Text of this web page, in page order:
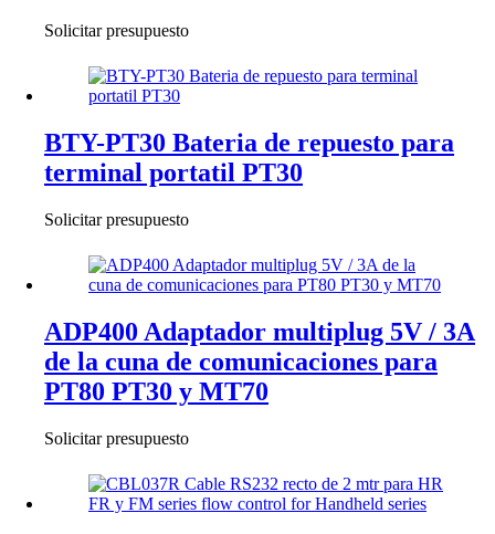
Solicitar presupuesto
BTY-PT30 Bateria de repuesto para
terminal portatil PT30
Solicitar presupuesto
ADP400 Adaptador multiplug 5V / 3A
de la cuna de comunicaciones para
PT80 PT30 y MT70
Solicitar presupuesto